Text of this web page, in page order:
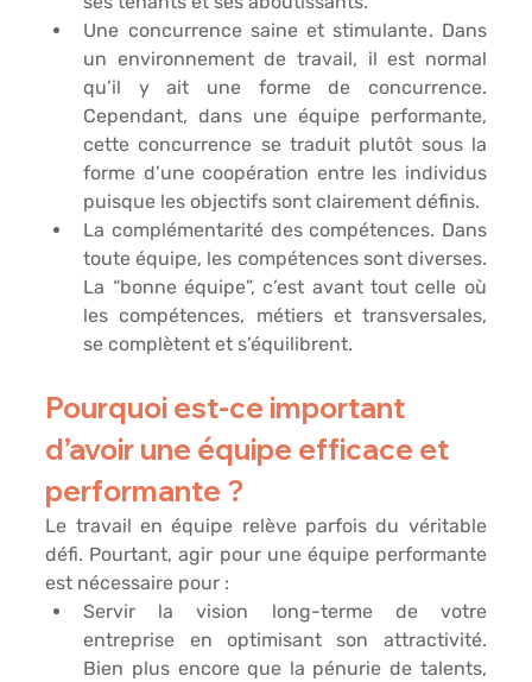
Une concurrence saine et stimulante. Dans
un environnement de travail, il est normal
qu’il y ait une forme de concurrence.
Cependant, dans une équipe performante,
cette concurrence se traduit plutôt sous la
forme d’une coopération entre les individus
puisque les objectifs sont clairement définis.
La complémentarité des compétences. Dans
toute équipe, les compétences sont diverses.
La “bonne équipe”, c’est avant tout celle où
les compétences, métiers et transversales,
se complètent et s’équilibrent.
Pourquoi est-ce important
d’avoir une équipe efficace et
performante ?
Le travail en équipe relève parfois du véritable
défi. Pourtant, agir pour une équipe performante
est nécessaire pour :
Servir la vision long-terme de votre
entreprise en optimisant son attractivité.
Bien plus encore que la pénurie de talents,